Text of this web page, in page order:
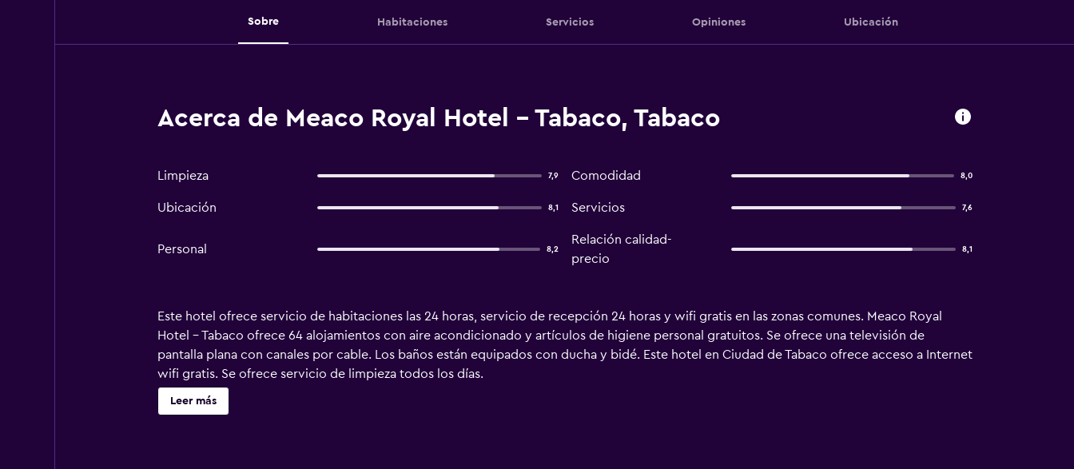
Sobre Habitaciones Servicios Opiniones Ubicación
Acerca de Meaco Royal Hotel - Tabaco, Tabaco
Limpieza 7,9 Comodidad 8,0
Ubicación 8,1 Servicios 7,6
Personal 8,2
Relación calidad-
precio
8,1
Este hotel ofrece servicio de habitaciones las 24 horas, servicio de recepción 24 horas y wifi gratis en las zonas comunes. Meaco Royal
Hotel - Tabaco ofrece 64 alojamientos con aire acondicionado y artículos de higiene personal gratuitos. Se ofrece una televisión de
pantalla plana con canales por cable. Los baños están equipados con ducha y bidé. Este hotel en Ciudad de Tabaco ofrece acceso a Internet
wifi gratis. Se ofrece servicio de limpieza todos los días.
Leer más